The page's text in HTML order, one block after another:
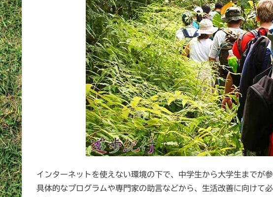
インターネットを使えない環境の下で、中学生から大学生までが
具体的なプログラムや専門家の助言などから、生活改善に向けて